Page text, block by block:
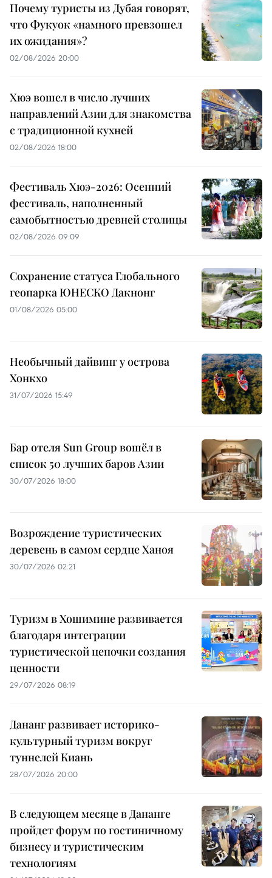
Почему туристы из Дубая говорят,
что Фукуок «намного превзошел
их ожидания»?
02/08/2026 20:00
Хюэ вошел в число лучших
направлений Азии для знакомства
с традиционной кухней
02/08/2026 18:00
Фестиваль Хюэ-2026: Осенний
фестиваль, наполненный
самобытностью древней столицы
02/08/2026 09:09
Сохранение статуса Глобального
геопарка ЮНЕСКО Дакнонг
01/08/2026 05:00
Необычный дайвинг у острова
Хонкхо
31/07/2026 15:49
Бар отеля Sun Group вошёл в
список 50 лучших баров Азии
30/07/2026 18:00
Возрождение туристических
деревень в самом сердце Ханоя
30/07/2026 02:21
Туризм в Хошимине развивается
благодаря интеграции
туристической цепочки создания
ценности
29/07/2026 08:19
Дананг развивает историко-
культурный туризм вокруг
туннелей Киань
28/07/2026 20:00
В следующем месяце в Дананге
пройдет форум по гостиничному
бизнесу и туристическим
технологиям